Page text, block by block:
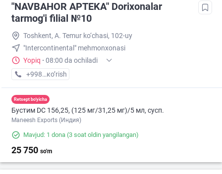
"NAVBAHOR APTEKA" Dorixonalar
tarmog'i filial №10
Toshkent, A. Temur ko‘chasi, 102-uy
"Intercontinental" mehmonxonasi
Yopiq · 08:00 da ochiladi
+998 (94) XXX-XX-XX
кo’rish
Retsept bo'yicha
Бустим DС 156,25, (125 мг/31,25 мг)/5 мл, сусп.
Maneesh Exports (Индия)
Mavjud: 1 dona (3 soat oldin yangilangan)
25 750 so'm